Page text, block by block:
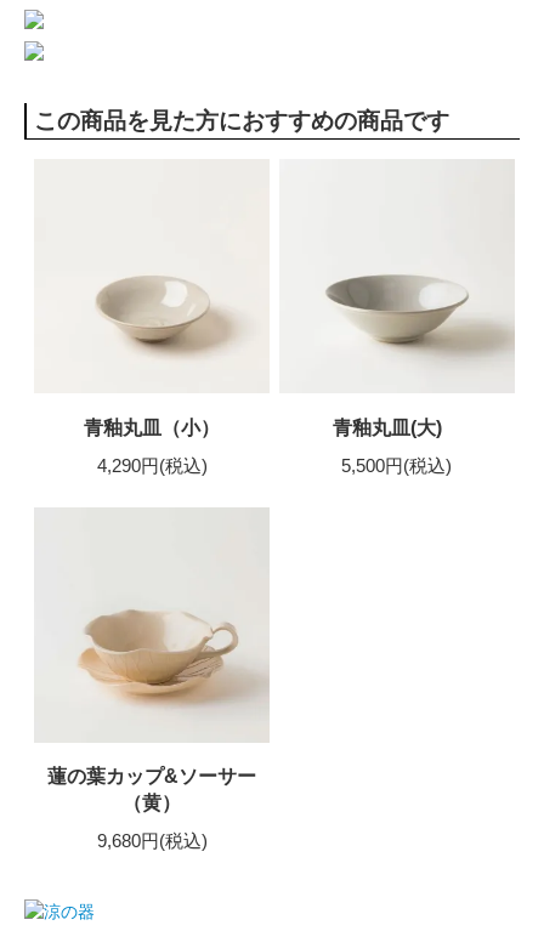
この商品を見た方におすすめの商品です
青釉丸皿（小）
4,290円(税込)
青釉丸皿(大)
5,500円(税込)
蓮の葉カップ&ソーサー
（黄）
9,680円(税込)